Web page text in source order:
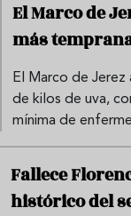
El Marco de
más
El Marco de
de kilos de uva,
mínima de
Fallece
histórico del